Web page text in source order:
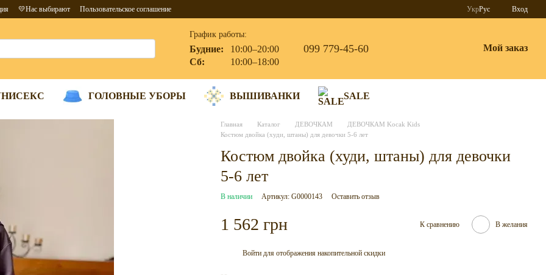
💛Нас выбирают Пользовательское соглашение УкрРус Вход
График работы:
Будние:
10:00–20:00
Сб:
10:00–18:00
099 779-45-60 Мой заказ
ГОЛОВНЫЕ УБОРЫ ВЫШИВАНКИ SALE
Главная Каталог ДЕВОЧКАМ
ДЕВОЧКАМ Kocak Kids
Костюм двойка (худи, штаны) для девочки 5-6 лет
Костюм двойка (худи, штаны) для девочки
5-6 лет
В наличии Артикул: G0000143 Оставить отзыв
1 562 грн К сравнению В желания
Войти для отображения накопительной скидки